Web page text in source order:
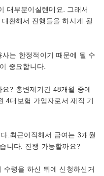
대부분이실텐데요. 그래서
환해서 진행들을 하시게 될
는 한정적이기 때문에 될 수
중요합니다.
? 총변제기간 48개월 중에
4대보험 가입자로서 재직 기
.최근이직해서 급여는 3개월
니다. 진행 가능할까요?
령을 하신 뒤에 신청하신거